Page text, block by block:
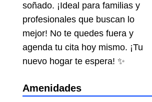
soñado. ¡Ideal para familias y
profesionales que buscan lo
mejor! No te quedes fuera y
agenda tu cita hoy mismo. ¡Tu
nuevo hogar te espera! ✨
Amenidades